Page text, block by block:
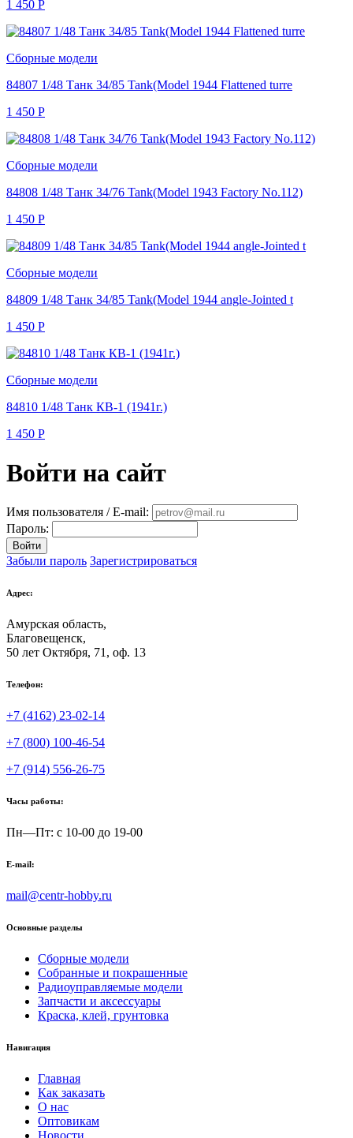
1 450 Р
Сборные модели
84807 1/48 Танк 34/85 Tank(Model 1944 Flattened turre
1 450 Р
Сборные модели
84808 1/48 Танк 34/76 Tank(Model 1943 Factory No.112)
1 450 Р
Сборные модели
84809 1/48 Танк 34/85 Tank(Model 1944 angle-Jointed t
1 450 Р
Сборные модели
84810 1/48 Танк КВ-1 (1941г.)
1 450 Р
Войти на сайт
Имя пользователя / E-mail:
Пароль:
Войти
Забыли пароль Зарегистрироваться
Адрес:
Амурская область,
Благовещенск,
50 лет Октября, 71, оф. 13
Телефон:
+7 (4162) 23-02-14
+7 (800) 100-46-54
+7 (914) 556-26-75
Часы работы:
Пн—Пт: с 10-00 до 19-00
E-mail:
mail@centr-hobby.ru
Основные разделы
Сборные модели
Собранные и покрашенные
Радиоуправляемые модели
Запчасти и аксессуары
Краска, клей, грунтовка
Навигация
Главная
Как заказать
О нас
Оптовикам
Новости